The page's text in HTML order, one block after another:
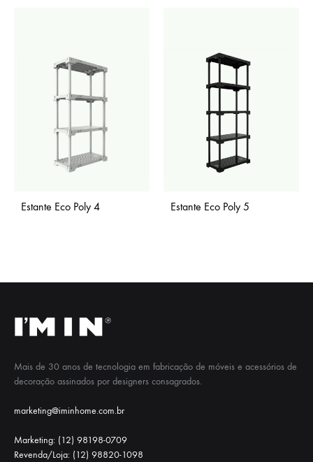
Estante Eco Poly 4 Estante Eco Poly 5
Mais de 30 anos de tecnologia em fabricação de móveis e acessórios de
decoração assinados por designers consagrados.
marketing@iminhome.com.br
Marketing: (12) 98198-0709
Revenda/Loja: (12) 98820-1098